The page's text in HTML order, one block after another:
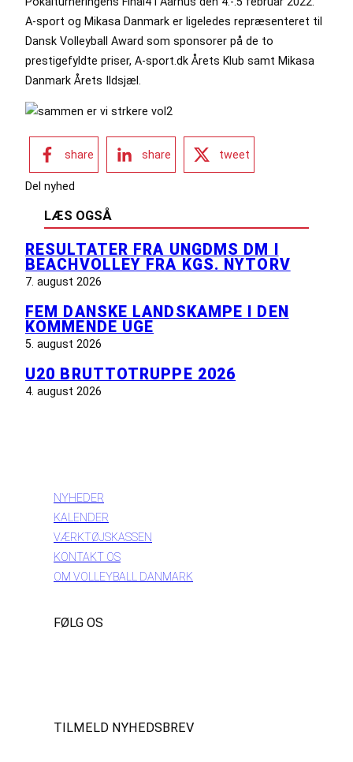
A-sport og Mikasa Danmark er ligeledes repræsenteret til
Dansk Volleyball Award som sponsorer på de to
prestigefyldte priser, A-sport.dk Årets Klub samt Mikasa
Danmark Årets Ildsjæl.
share share tweet
Del nyhed
LÆS OGSÅ
RESULTATER FRA UNGDMS DM I
BEACHVOLLEY FRA KGS. NYTORV
7. august 2026
FEM DANSKE LANDSKAMPE I DEN
KOMMENDE UGE
5. august 2026
U20 BRUTTOTRUPPE 2026
4. august 2026
NYHEDER
KALENDER
VÆRKTØJSKASSEN
KONTAKT OS
OM VOLLEYBALL DANMARK
FØLG OS
TILMELD NYHEDSBREV